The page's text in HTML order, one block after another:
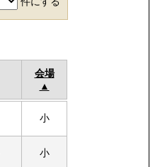
会場
小
小